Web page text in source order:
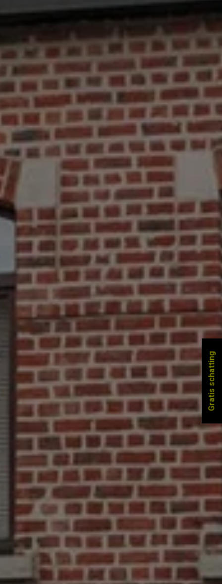
Gratis schatting